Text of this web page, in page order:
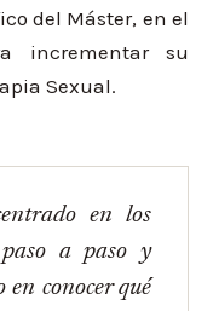
del Máster, en el
incrementar su
Sexual.
en los
a paso y
en conocer qué